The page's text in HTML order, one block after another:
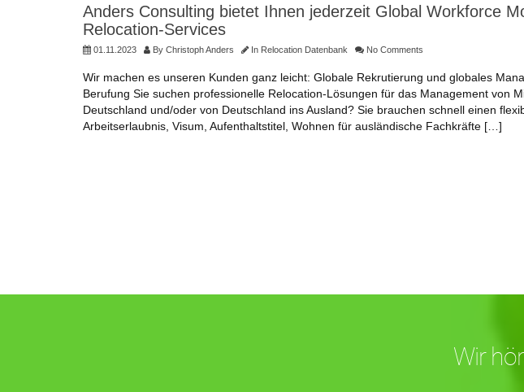
Anders Consulting bietet Ihnen jederzeit Global Workforce
Relocation-Services
01.11.2023 By Christoph Anders In Relocation Datenbank No Comments
Wir machen es unseren Kunden ganz leicht: Globale Rekrutierung und globales
Berufung Sie suchen professionelle Relocation-Lösungen für das Management von
Deutschland und/oder von Deutschland ins Ausland? Sie brauchen schnell einen
Arbeitserlaubnis, Visum, Aufenthaltstitel, Wohnen für ausländische Fachkräfte […]
Wir